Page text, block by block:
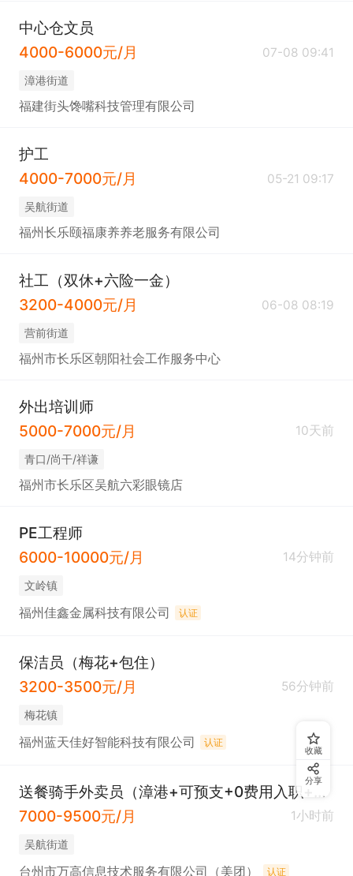
中心仓文员
4000-6000元/月
07-08 09:41
​漳港街道
福建街头馋嘴科技管理有限公司
护工
4000-7000元/月
05-21 09:17
吴航街道
福州长乐颐福康养养老服务有限公司
社工（双休+六险一金）
3200-4000元/月
06-08 08:19
​营前街道
福州市长乐区朝阳社会工作服务中心
外出培训师
5000-7000元/月
10天前
青口/尚干/祥谦
福州市长乐区吴航六彩眼镜店
PE工程师
6000-10000元/月
14分钟前
​文岭镇
福州佳鑫金属科技有限公司 认证
保洁员（梅花+包住）
3200-3500元/月
56分钟前
​梅花镇
福州蓝天佳好智能科技有限公司 认证
送餐骑手外卖员（漳港+可预支+0费用入职+有新人奖）
7000-9500元/月
1小时前
吴航街道
台州市万高信息技术服务有限公司（美团） 认证
收藏
分享